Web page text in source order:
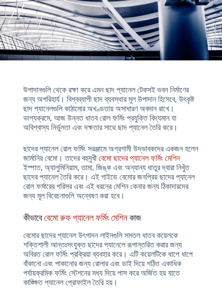
উপাদানগুলি থেকে রক্ষা করে এমন ছাদ প্যানেল টেকসই ভবন নির্মাণের
জন্য অপরিহার্য। বিশ্বব্যাপী ছাদ ব্যবস্থার মূল উপাদান হিসেবে, উৎকৃষ্ট
ছাদ প্যানেলগুলি কাঠামোর অখণ্ডতায় অসাধারণ অবদান রাখে।
ভাগ্যক্রমে, আজ উন্নত ধাতব রোল ফর্মিং প্রযুক্তি বিদ্যমান যা
অবিশ্বাস্য নির্ভুলতা এবং দক্ষতার সাথে ছাদ প্যানেল তৈরি করে।
ছাদের প্যানেল রোল ফর্মিং সরঞ্জামে অগ্রগামী উদ্ভাবকদের একজন হলেন
জার্মানির বেমো। তাদের বহুমুখী বেমো ছাদের প্যানেল ফর্মিং মেশিন
ইস্পাত, অ্যালুমিনিয়াম, তামা, জিঙ্ক এবং অন্যান্য ধাতুর দ্বারা নিখুঁত
ছাদের প্যানেল তৈরি করে। এই গাইডে বেমোর জনপ্রিয় ছাদের প্যানেল
রোল ফর্মারের পরিসর এবং এই ধরনের মেশিন কেনার জন্য ঠিকাদারদের
জন্য মূল বিবেচনাগুলি অন্বেষণ করা হবে।
কীভাবেবেমো রুফ প্যানেল ফর্মিং মেশিনকাজ
বেমোর ছাদের প্যানেল উৎপাদন লাইনগুলি সমতল ধাতব কয়েলকে
শক্তিশালী আন্তঃসংযুক্ত ছাদের প্যানেলে রূপান্তরিত করার জন্য
অবিরত রোল ফর্মিং প্রক্রিয়া ব্যবহার করে। এটি কয়েলটিকে ধাপে ধাপে
বাঁকানো এবং পাকানোর জন্য রোলার এবং ডাই দিয়ে গঠিত একাধিক
পর্যায়ক্রমিক ফর্মিং স্টেশনের মধ্য দিয়ে পাস করে অর্জিত হয় যাতে
কাঙ্ক্ষিত প্যানেল প্রোফাইল তৈরি হয়।